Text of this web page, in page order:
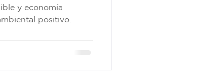
y economía
positivo.